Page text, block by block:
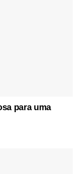
para uma